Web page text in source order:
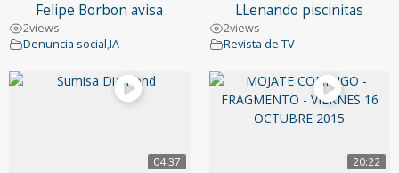
Felipe Borbon avisa
2views
Denuncia social,IA
LLenando piscinitas
2views
Revista de TV
04:37 20:22